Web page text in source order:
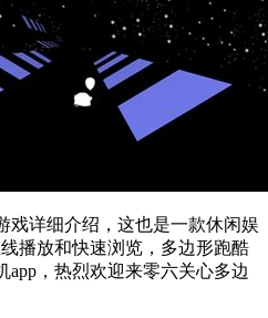
戏详细介绍，这也是一款休闲娱
播放和快速浏览，多边形跑酷
，热烈欢迎来零六关心多边